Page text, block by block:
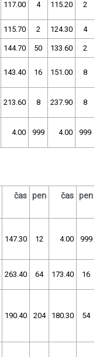
117.00 4 115.20 2
115.70 2 124.30 4
144.70 50 133.60 2
143.40 16 151.00 8
213.60 8 237.90 8
4.00 999 4.00 999
čas pen čas pen
147.30 12 4.00 999
263.40 64 173.40 16
190.40 204 180.30 54